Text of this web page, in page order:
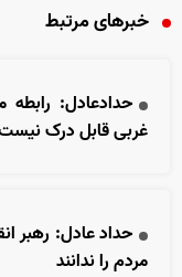
خبرهای مرتبط
حدادعادل:
غربی قابل درک
حداد عادل: رهبر
مردم را ندانند